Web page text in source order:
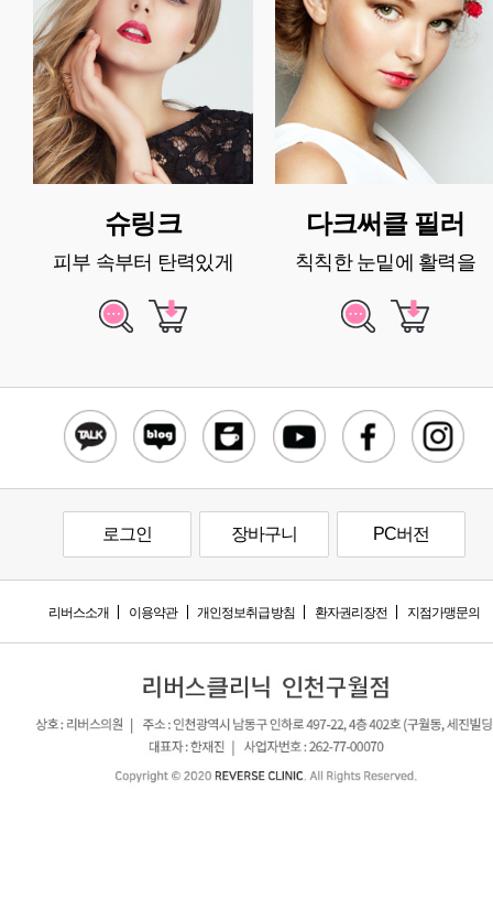
슈링크
피부 속부터 탄력있게
다크써클 필러
칙칙한 눈밑에 활력을
로그인 장바구니 PC버전
리버스소개 이용약관 개인정보취급방침 환자권리장전 지점가맹문의